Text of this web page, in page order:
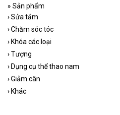
» Sản phẩm
›Sửa tắm
›Chăm sóc tóc
› Khóa các loại
›Tượng
› Dụng cụ thể thao nam
›Giảm cân
› Khác